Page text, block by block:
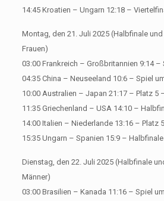
14:45 Kroatien – Ungarn 12:18 –
Montag, den 21. Juli 2025 (Halbfinale
Frauen)
03:00 Frankreich – Großbritannien 9:14 –
04:35 China – Neuseeland 10:6 – Spiel
10:00 Australien – Japan 21:17 – Platz 5
11:35 Griechenland – USA 14:10 –
14:00 Italien – Niederlande 13:16 – Platz
15:35 Ungarn – Spanien 15:9 – Halbfinale
Dienstag, den 22. Juli 2025 (Halbfinale
Männer)
03:00 Brasilien – Kanada 11:16 – Spiel